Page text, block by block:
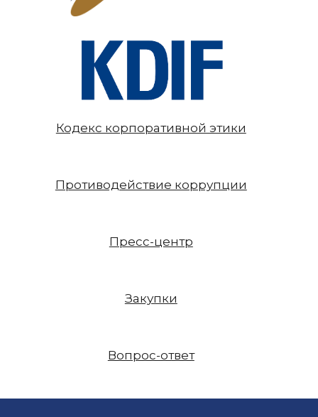
Кодекс корпоративной этики
Противодействие коррупции
Пресс-центр
Закупки
Вопрос-ответ